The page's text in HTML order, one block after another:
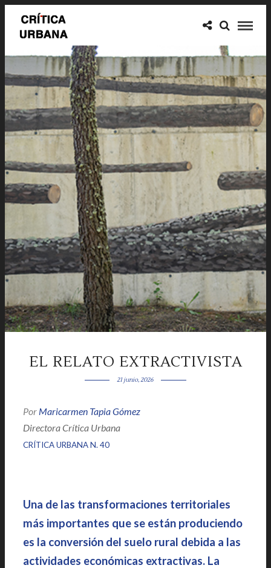
EL RELATO EXTRACTIVISTA
21 junio, 2026
Por Maricarmen Tapia Gómez
Directora Crítica Urbana
CRÍTICA URBANA N. 40
Una de las transformaciones territoriales
más importantes que se están produciendo
es la conversión del suelo rural debida a las
actividades económicas extractivas. La